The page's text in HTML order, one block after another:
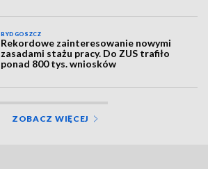
BYDGOSZCZ
Rekordowe zainteresowanie nowymi
zasadami stażu pracy. Do ZUS trafiło
ponad 800 tys. wniosków
ZOBACZ WIĘCEJ